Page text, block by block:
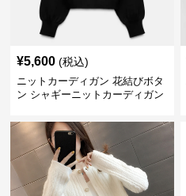
¥5,600 (税込)
ニットカーディガン 花結びボタ
ン シャギーニットカーディガン